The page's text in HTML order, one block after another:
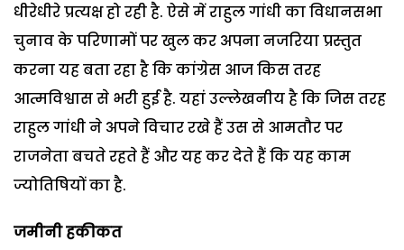
धीरेधीरे प्रत्यक्ष हो रही है. ऐसे में राहुल गांधी का विधानसभा
चुनाव के परिणामों पर खुल कर अपना नजरिया प्रस्तुत
करना यह बता रहा है कि कांग्रेस आज किस तरह
आत्मविश्वास से भरी हुई है. यहां उल्लेखनीय है कि जिस तरह
राहुल गांधी ने अपने विचार रखे हैं उस से आमतौर पर
राजनेता बचते रहते हैं और यह कर देते हैं कि यह काम
ज्योतिषियों का है.
जमीनी हकीकत